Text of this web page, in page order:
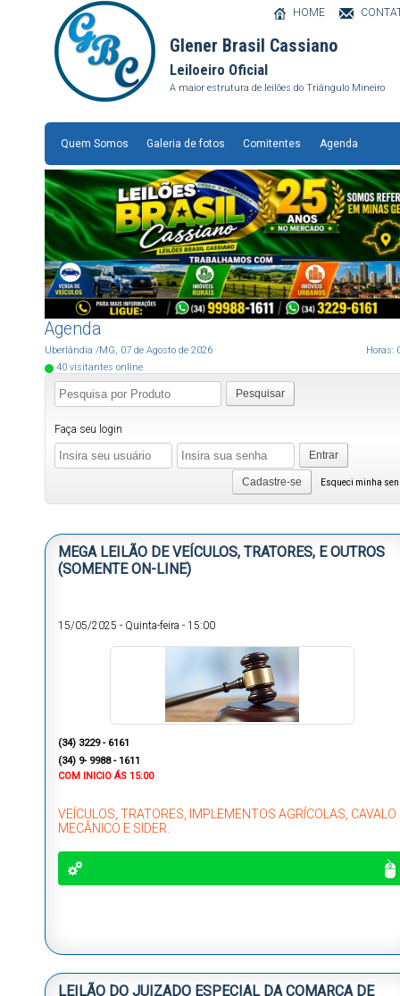
Glener Brasil Cassiano
Leiloeiro Oficial
A maior estrutura de leilões do Triângulo Mineiro
HOME
Quem Somos Galeria de fotos Comitentes Agenda
Agenda
Uberlândia /MG, 07 de Agosto de 2026 Horas:
40 visitantes online
Pesquisar
Faça seu login
Entrar
Esqueci minha
Cadastre-se
MEGA LEILÃO DE VEÍCULOS, TRATORES, E OUTROS
(SOMENTE ON-LINE)
15/05/2025 - Quinta-feira - 15:00
(34) 3229 - 6161
(34) 9- 9988 - 1611
COM INICIO ÁS 15:00
VEÍCULOS, TRATORES, IMPLEMENTOS AGRÍCOLAS, CAVALO
MECÂNICO E SIDER.
LEILÃO DO JUIZADO ESPECIAL DA COMARCA DE